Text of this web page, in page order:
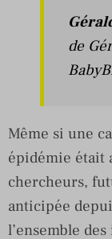
de
Même si une
épidémie était
chercheurs,
anticipée
l’ensemble